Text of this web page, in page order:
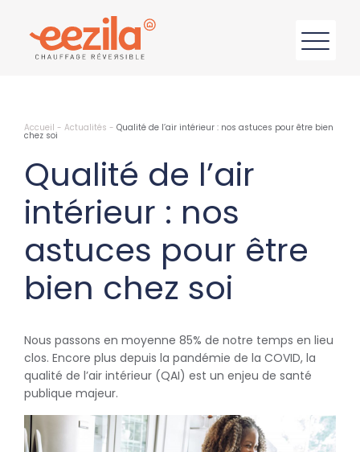
Accueil - Actualités - Qualité de l’air intérieur : nos astuces pour être bien
chez soi
Qualité de l’air
intérieur : nos
astuces pour être
bien chez soi
Nous passons en moyenne 85% de notre temps en lieu
clos. Encore plus depuis la pandémie de la COVID, la
qualité de l’air intérieur (QAI) est un enjeu de santé
publique majeur.